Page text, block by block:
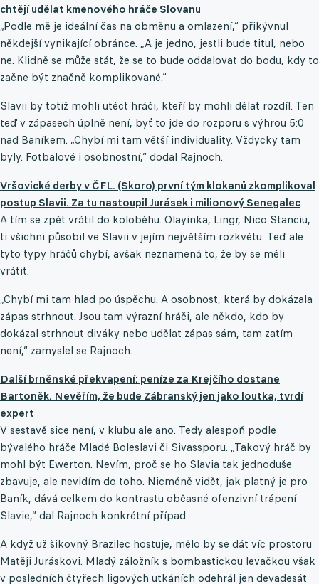
chtějí udělat kmenového hráče Slovanu
„Podle mě je ideální čas na obměnu a omlazení,“ přikývnul
někdejší vynikající obránce. „A je jedno, jestli bude titul, nebo
ne. Klidně se může stát, že se to bude oddalovat do bodu, kdy to
začne být značně komplikované.“
Slavii by totiž mohli utéct hráči, kteří by mohli dělat rozdíl. Ten
teď v zápasech úplně není, byť to jde do rozporu s výhrou 5:0
nad Baníkem. „Chybí mi tam větší individuality. Vždycky tam
byly. Fotbalové i osobnostní,“ dodal Rajnoch.
Vršovické derby v ČFL. (Skoro) první tým klokanů zkomplikoval
postup Slavii. Za tu nastoupil Jurásek i milionový Senegalec
A tím se zpět vrátil do koloběhu. Olayinka, Lingr, Nico Stanciu,
ti všichni působil ve Slavii v jejím největším rozkvětu. Teď ale
tyto typy hráčů chybí, avšak neznamená to, že by se měli
vrátit.
„Chybí mi tam hlad po úspěchu. A osobnost, která by dokázala
zápas strhnout. Jsou tam výrazní hráči, ale někdo, kdo by
dokázal strhnout diváky nebo udělat zápas sám, tam zatím
není,“ zamyslel se Rajnoch.
Další brněnské překvapení: peníze za Krejčího dostane
Bartoněk. Nevěřím, že bude Zábranský jen jako loutka, tvrdí
expert
V sestavě sice není, v klubu ale ano. Tedy alespoň podle
bývalého hráče Mladé Boleslavi či Sivassporu. „Takový hráč by
mohl být Ewerton. Nevím, proč se ho Slavia tak jednoduše
zbavuje, ale nevidím do toho. Nicméně vidět, jak platný je pro
Baník, dává celkem do kontrastu občasné ofenzivní trápení
Slavie,“ dal Rajnoch konkrétní případ.
A když už šikovný Brazilec hostuje, mělo by se dát víc prostoru
Matěji Juráskovi. Mladý záložník s bombastickou levačkou však
v posledních čtyřech ligových utkáních odehrál jen devadesát